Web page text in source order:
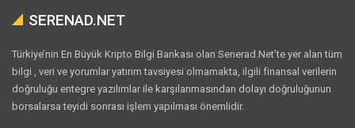
SERENAD.NET
Türkiye’nin En Büyük Kripto Bilgi Bankası olan Senerad.Net’te yer alan tüm
bilgi , veri ve yorumlar yatırım tavsiyesi olmamakta, ilgili finansal verilerin
doğruluğu entegre yazılımlar ile karşılanmasından dolayı doğruluğunun
borsalarsa teyidi sonrası işlem yapılması önemlidir.